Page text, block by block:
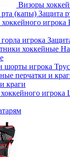
Визоры
Защита
краги